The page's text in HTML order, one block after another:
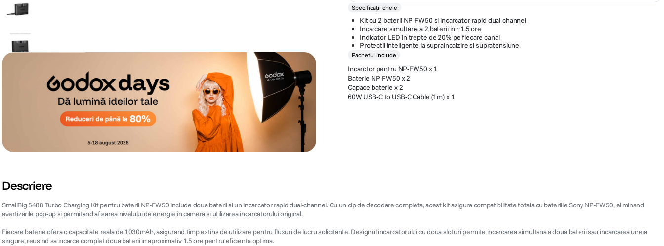
Specificații cheie
Kit cu 2 baterii NP-FW50 si incarcator rapid dual-channel
Incarcare simultana a 2 baterii in ~1.5 ore
Indicator LED in trepte de 20% pe fiecare canal
Protectii inteligente la supraincalzire si supratensiune
Pachetul include
Incarctor pentru NP-FW50 x 1
Baterie NP-FW50 x 2
Capace baterie x 2
60W USB-C to USB-C Cable (1m) x 1
Descriere
SmallRig 5488 Turbo Charging Kit pentru baterii NP-FW50 include doua baterii si un incarcator rapid dual-channel. Cu un cip de decodare completa, acest kit asigura compatibilitate totala cu bateriile Sony NP-FW50, eliminand
avertizarile pop-up si permitand afisarea nivelului de energie in camera si utilizarea incarcatorului original.
Fiecare baterie ofera o capacitate reala de 1030mAh, asigurand timp extins de utilizare pentru fluxuri de lucru solicitante. Designul incarcatorului cu doua sloturi permite incarcarea simultana a doua baterii sau incarcarea uneia
singure, reusind sa incarce complet doua baterii in aproximativ 1.5 ore pentru eficienta optima.